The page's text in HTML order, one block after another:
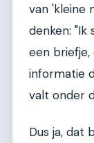
van 'kleine
denken: "Ik
een
informatie
valt onder
Dus ja, dat